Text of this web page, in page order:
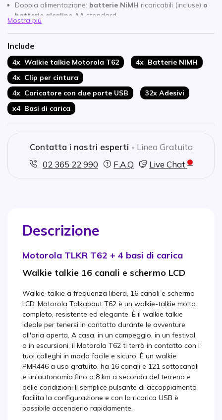
Doppia alimentazione: batterie NiMH ricaricabili (incluse) o
batterie alcaline AA standard
Ricarica USB
Vivavoce
Connettore entrata 2,5 mm
Mostra piú
Include
4x Walkie talkie Motorola T62
4x Batterie NIMH
4x Clip per cintura
4x Caricatore con due porte USB
32x Adesivi
x4 Basi di carica
Contatta i nostri esperti - Linea Gratuita
02 365 22 990
F.A.Q Live Chat
Descrizione
Motorola TLKR T62 + 4 basi di carica
Walkie talkie 16 canali e schermo LCD
Walkie-talkie a frequenza libera, 16 canali e schermo
LCD. Motorola Talkabout T62 è un walkie-talkie molto
completo, resistente ed elegante. È il walkie talkie
ideale per tenersi in contatto durante le avventure
all'aria aperta. A casa, in un campeggio, in un festival
o in escursioni, il Motorola T62 ti terrà in contatto con i
tuoi colleghi in modo facile e sicuro. È un walkie
PMR446 a uso gratuito, ha 16 canali e 121 sottocanali
e un'autonomia fino a 8 km a seconda del terreno e
delle condizioni Il semplice pulsante di accoppiamento
facilita la configurazione e con la ricarica USB è
possibile accenderlo rapidamente.